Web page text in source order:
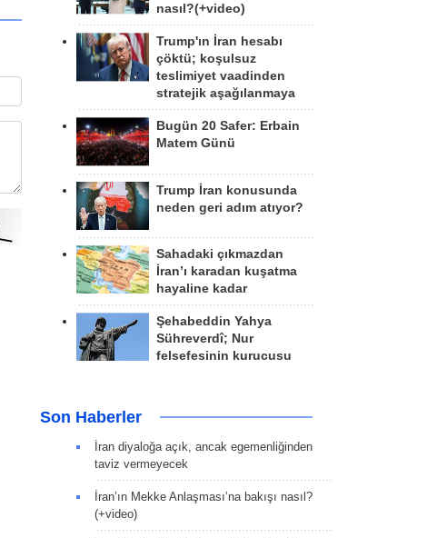
nasıl?(+video)
Trump'ın İran hesabı
çöktü; koşulsuz
teslimiyet vaadinden
stratejik aşağılanmaya
Bugün 20 Safer: Erbain
Matem Günü
Trump İran konusunda
neden geri adım atıyor?
Sahadaki çıkmazdan
İran’ı karadan kuşatma
hayaline kadar
Şehabeddin Yahya
Sühreverdî; Nur
felsefesinin kurucusu
Son Haberler
İran diyaloğa açık, ancak egemenliğinden
taviz vermeyecek
İran’ın Mekke Anlaşması’na bakışı nasıl?
(+video)